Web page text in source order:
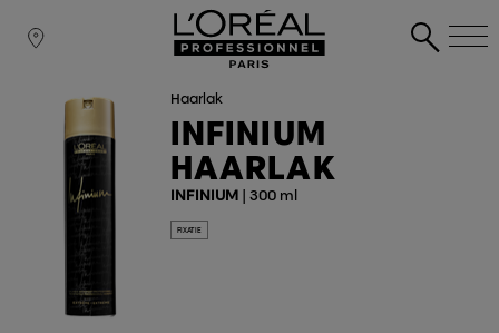
Haarlak
INFINIUM
HAARLAK
INFINIUM| 300 ml
FIXATIE